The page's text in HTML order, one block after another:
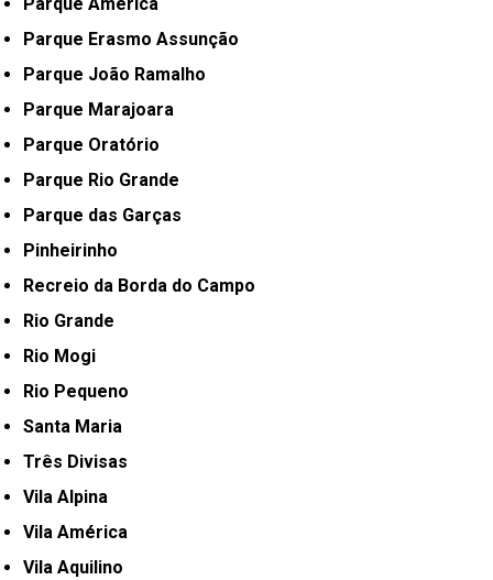
Parque Erasmo Assunção
Parque João Ramalho
Parque Marajoara
Parque Oratório
Parque Rio Grande
Parque das Garças
Pinheirinho
Recreio da Borda do Campo
Rio Grande
Rio Mogi
Rio Pequeno
Santa Maria
Três Divisas
Vila Alpina
Vila América
Vila Aquilino